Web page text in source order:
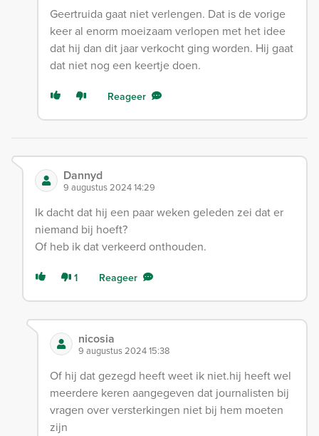
Geertruida gaat niet verlengen. Dat is de vorige
keer al enorm moeizaam verlopen met het idee
dat hij dan dit jaar verkocht ging worden. Hij gaat
dat niet nog een keertje doen.
Reageer
Dannyd
9 augustus 2024 14:29
Ik dacht dat hij een paar weken geleden zei dat er
niemand bij hoeft?
Of heb ik dat verkeerd onthouden.
1 Reageer
nicosia
9 augustus 2024 15:38
Of hij dat gezegd heeft weet ik niet.hij heeft wel
meerdere keren aangegeven dat journalisten bij
vragen over versterkingen niet bij hem moeten
zijn